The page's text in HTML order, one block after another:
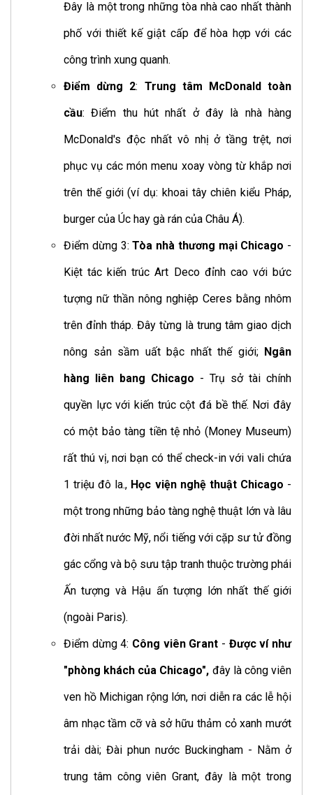
Đây là một trong những tòa nhà cao nhất thành
phố với thiết kế giật cấp để hòa hợp với các
công trình xung quanh.
Điểm dừng 2: Trung tâm McDonald toàn
cầu: Điểm thu hút nhất ở đây là nhà hàng
McDonald's độc nhất vô nhị ở tầng trệt, nơi
phục vụ các món menu xoay vòng từ khắp nơi
trên thế giới (ví dụ: khoai tây chiên kiểu Pháp,
burger của Úc hay gà rán của Châu Á).
Điểm dừng 3:Tòa nhà thương mại Chicago -
Kiệt tác kiến trúc Art Deco đỉnh cao với bức
tượng nữ thần nông nghiệp Ceres bằng nhôm
trên đỉnh tháp. Đây từng là trung tâm giao dịch
nông sản sầm uất bậc nhất thế giới; Ngân
hàng liên bang Chicago - Trụ sở tài chính
quyền lực với kiến trúc cột đá bề thế. Nơi đây
có một bảo tàng tiền tệ nhỏ (Money Museum)
rất thú vị, nơi bạn có thể check-in với vali chứa
1 triệu đô la., Học viện nghệ thuật Chicago -
một trong những bảo tàng nghệ thuật lớn và lâu
đời nhất nước Mỹ, nổi tiếng với cặp sư tử đồng
gác cổng và bộ sưu tập tranh thuộc trường phái
Ấn tượng và Hậu ấn tượng lớn nhất thế giới
(ngoài Paris).
Điểm dừng 4: Công viên Grant - Được ví như
"phòng khách của Chicago", đây là công viên
ven hồ Michigan rộng lớn, nơi diễn ra các lễ hội
âm nhạc tầm cỡ và sở hữu thảm cỏ xanh mướt
trải dài; Đài phun nước Buckingham - Nằm ở
trung tâm công viên Grant, đây là một trong